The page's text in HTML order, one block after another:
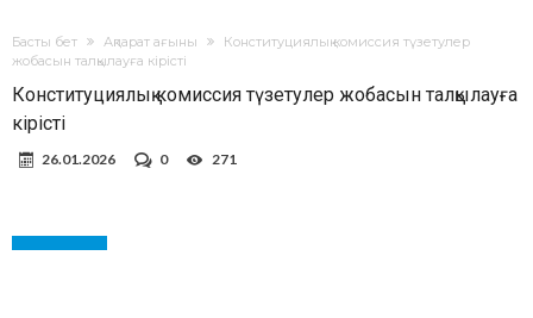
Басты бет Ақпарат ағыны
Конституциялық комиссия түзетулер
жобасын талқылауға кірісті
Конституциялық комиссия түзетулер жобасын талқылауға
кірісті
26.01.2026 0 271